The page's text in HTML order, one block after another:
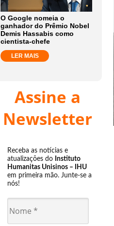
O Google nomeia o
ganhador do Prêmio Nobel
Demis Hassabis como
cientista-chefe
LER MAIS
Assine a
Newsletter
Receba as notícias e
atualizações do Instituto
Humanitas Unisinos – IHU
em primeira mão. Junte-se a
nós!